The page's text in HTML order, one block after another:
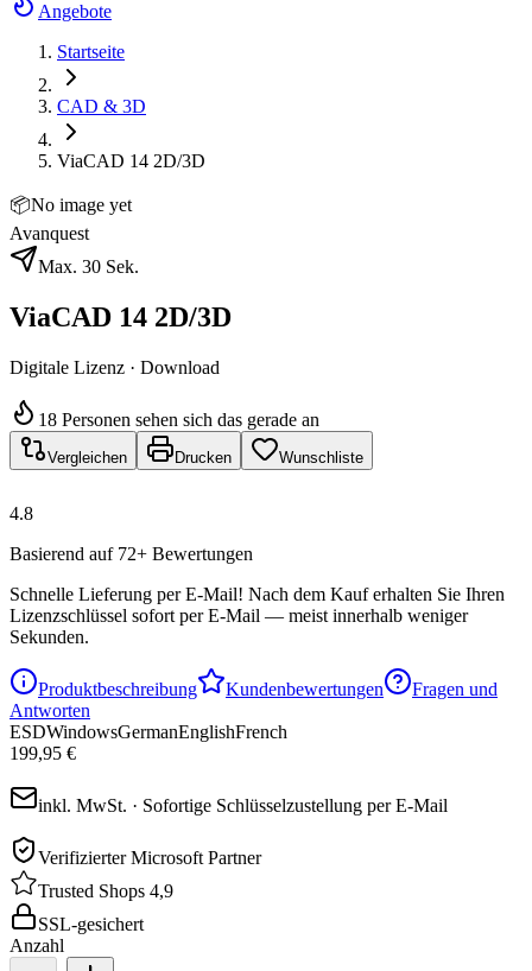
Angebote
Startseite
CAD & 3D
ViaCAD 14 2D/3D
📦No image yet
Avanquest
Max. 30 Sek.
ViaCAD 14 2D/3D
Digitale Lizenz · Download
18 Personen sehen sich das gerade an
Vergleichen Drucken Wunschliste
4.8
Basierend auf 72+ Bewertungen
Schnelle Lieferung per E-Mail! Nach dem Kauf erhalten Sie Ihren
Lizenzschlüssel sofort per E-Mail — meist innerhalb weniger
Sekunden.
Produktbeschreibung Kundenbewertungen
Fragen und
Antworten
ESDWindowsGermanEnglishFrench
199,95 €
inkl. MwSt. · Sofortige Schlüsselzustellung per E-Mail
Verifizierter Microsoft Partner
Trusted Shops 4,9
SSL-gesichert
Anzahl